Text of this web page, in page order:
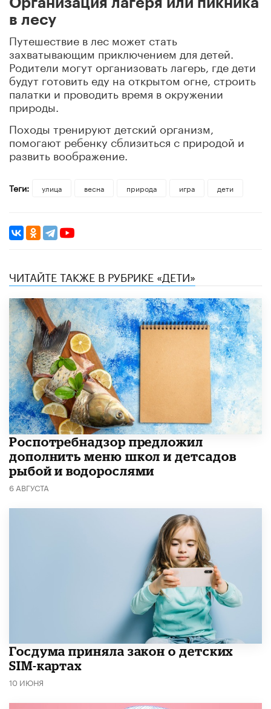
Организация лагеря или пикника
в лесу
Путешествие в лес может стать
захватывающим приключением для детей.
Родители могут организовать лагерь, где дети
будут готовить еду на открытом огне, строить
палатки и проводить время в окружении
природы.
Походы тренируют детский организм,
помогают ребенку сблизиться с природой и
развить воображение.
Теги: улица весна природа игра дети
ЧИТАЙТЕ ТАКЖЕ В РУБРИКЕ «ДЕТИ»
Роспотребнадзор предложил
дополнить меню школ и детсадов
рыбой и водорослями
6 АВГУСТА
Госдума приняла закон о детских
SIM-картах
10 ИЮНЯ